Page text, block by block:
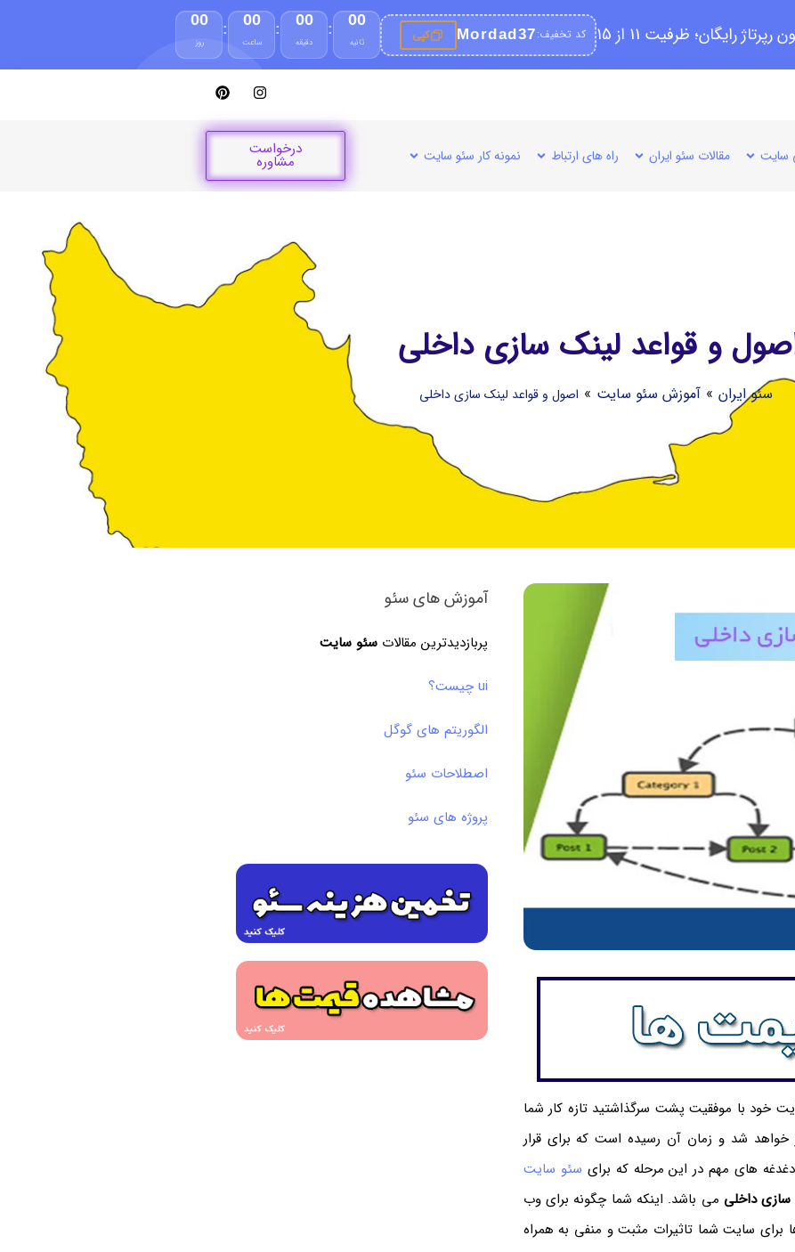
کد تخفیف:Mordad37 کپی
00
روز
:
00
ساعت
:
00
دقیقه
:
00
ثانیه
سایت مقالات سئو ایران راه های ارتباط نمونه کار سئو سایت درخواست
مشاوره
و قواعد لینک سازی داخلی
سئو ایران » آموزش سئو سایت » اصول و قواعد لینک سازی داخلی
خود با موفقیت پشت سرگذاشتید تازه کار شما
خواهد شد و زمان آن رسیده است که برای قرار
های مهم در این مرحله که برای سئو سایت
داخلی می باشد. اینکه شما چگونه برای وب
سایت شما تاثیرات مثبت و منفی به همراه
آموزش های سئو
پربازدیدترین مقالاتسئو سایت
ui چیست؟
الگوریتم های گوگل
اصطلاحات سئو
پروژه های سئو